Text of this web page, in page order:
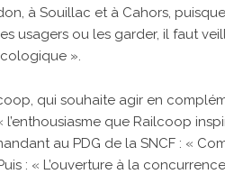
à Souillac et à Cahors,
usagers ou les garder, il faut
».
qui souhaite agir en
que Railcoop
au PDG de la SNCF : «
: « L’ouverture à la